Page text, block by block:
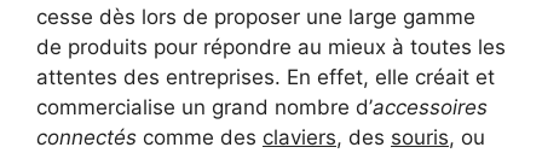
cesse dès lors de proposer une large gamme
de produits pour répondre au mieux à toutes les
attentes des entreprises. En effet, elle créait et
commercialise un grand nombre d’accessoires
connectés comme des claviers, des souris, ou